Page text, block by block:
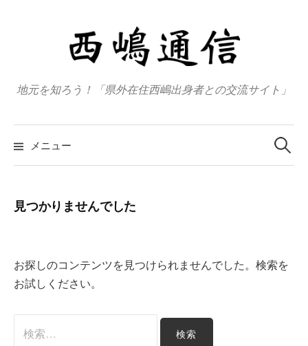
ツ
キ
地元を知ろう！「県外在住西嶋出身者との交流サイト」
メニュー 索
見つかりませんでした
お探しのコンテンツを見つけられませんでした。検索を
お試しください。
検
索